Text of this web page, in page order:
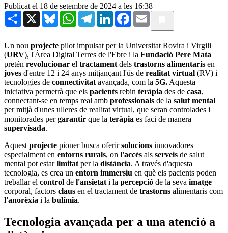
Publicat el 18 de setembre de 2024 a les 16:38
Share X BlueskyWhatsAppTelegramLinkedInFacebook
Email
Un nou projecte pilot impulsat per la Universitat Rovira i Virgili
(URV), l'Àrea Digital Terres de l'Ebre i la Fundació Pere Mata
pretén revolucionar el tractament dels trastorns alimentaris en
joves d'entre 12 i 24 anys mitjançant l'ús de realitat virtual (RV) i
tecnologies de connectivitat avançada, com la 5G. Aquesta
iniciativa permetrà que els pacients rebin teràpia des de casa,
connectant-se en temps real amb professionals de la salut mental
per mitjà d'unes ulleres de realitat virtual, que seran controlades i
monitorades pergarantir que la teràpia es faci de manera
supervisada.
Aquest projecte pioner busca oferirsolucions innovadores
especialment en entorns rurals, on l'accés als serveis de salut
mental pot estarlimitat per la distància. A través d'aquesta
tecnologia, es crea un entorn immersiu en què els pacients poden
treballar el control de l'ansietat i la percepció de la seva imatge
corporal, factors claus en el tractament de trastorns alimentaris com
l'anorèxia i la bulímia.
Tecnologia avançada per a una atenció a